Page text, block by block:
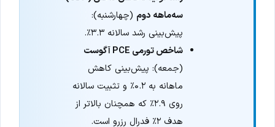
سه‌ماهه دوم (چهارشنبه):
پیش‌بینی رشد سالانه ۳.۳٪.
شاخص تورمی PCE آگوست
(جمعه): پیش‌بینی کاهش
ماهانه به ۰.۲٪ و تثبیت سالانه
روی ۲.۹٪ که همچنان بالاتر از
هدف ۲٪ فدرال رزرو است.